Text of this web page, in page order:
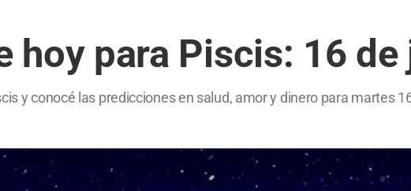
hoy para Piscis: 16
y conocé las predicciones en salud, amor y dinero para martes